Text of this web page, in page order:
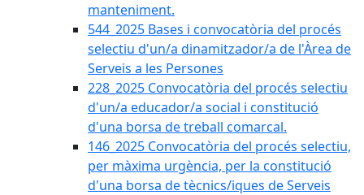
manteniment.
544_2025 Bases i convocatòria del procés
selectiu d'un/a dinamitzador/a de l'Àrea de
Serveis a les Persones
228_2025 Convocatòria del procés selectiu
d'un/a educador/a social i constitució
d'una borsa de treball comarcal.
146_2025 Convocatòria del procés selectiu,
per màxima urgència, per la constitució
d'una borsa de tècnics/iques de Serveis